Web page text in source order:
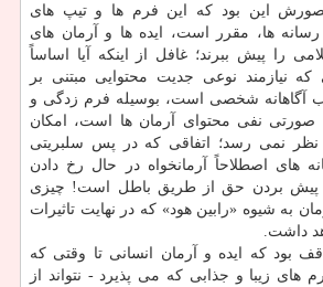
تصورش این بود كه این فرم ها و تیپ های
ها، مقرر است، ایده ها و آرمان های
را پیش ببرند؛ غافل از اینكه آیا اساساً
كه نیازمند نوعی جدیت محتوایی مبتنی بر
آگاهانه شخصی است، بوسیله فرم زدگی و
صورتی نفی محتوای آرمان ها است، امكان
نمی رسد؛ اتفاقی كه در پس سلبریتی
های اصطلاحاً آرمانخواه در حال رخ دادن
پیش بردن حق از طریق باطل است! چیزی
به شیوه «رابین هود» كه در نهایت تاثیرات
داشت.
بود كه ایده و آرمان انسانی تا وقتی كه
زیبا و جذابی كه می پذیرد - نتواند از